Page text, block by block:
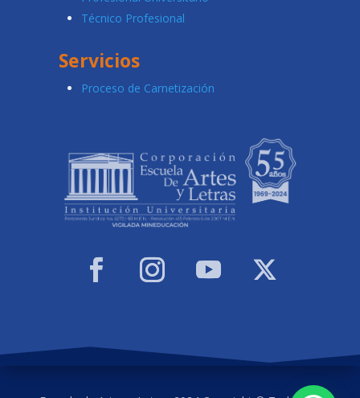
Técnico Profesional
Servicios
Proceso de Carnetización